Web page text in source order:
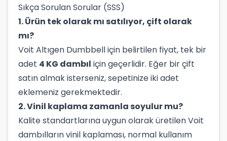
Sıkça Sorulan Sorular (SSS)
1. Ürün tek olarak mı satılıyor, çift olarak
mı?
Voit Altıgen Dumbbell için belirtilen fiyat, tek bir
adet 4 KG dambıl için geçerlidir. Eğer bir çift
satın almak isterseniz, sepetinize iki adet
eklemeniz gerekmektedir.
2. Vinil kaplama zamanla soyulur mu?
Kalite standartlarına uygun olarak üretilen Voit
dambılların vinil kaplaması, normal kullanım